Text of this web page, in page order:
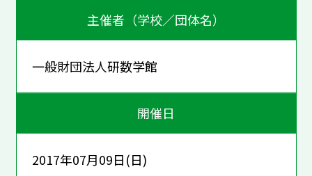
主催者（学校／団体名）
一般財団法人研数学館
開催日
2017年07月09日(日)